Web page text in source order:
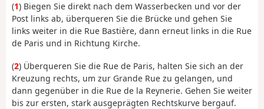
(1) Biegen Sie direkt nach dem Wasserbecken und vor der
Post links ab, überqueren Sie die Brücke und gehen Sie
links weiter in die Rue Bastière, dann erneut links in die Rue
de Paris und in Richtung Kirche.
(2) Überqueren Sie die Rue de Paris, halten Sie sich an der
Kreuzung rechts, um zur Grande Rue zu gelangen, und
dann gegenüber in die Rue de la Reynerie. Gehen Sie weiter
bis zur ersten, stark ausgeprägten Rechtskurve bergauf.